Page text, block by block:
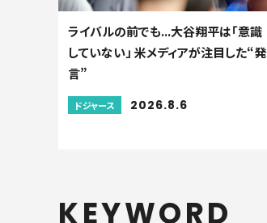
ライバルの前でも...大谷翔平は「意識
していない」 米メディアが注目した“発
言”
ドジャース 2026.8.6
KEYWORD